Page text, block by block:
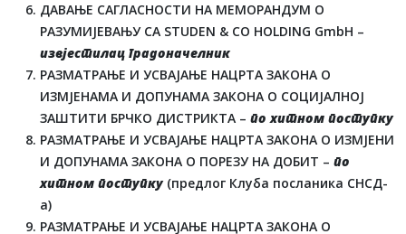
ДАВАЊЕ САГЛАСНОСТИ НА МЕМОРАНДУМ О
РАЗУМИЈЕВАЊУ СА STUDEN & CO HOLDING GmbH –
извјестилац градоначелник
РАЗМАТРАЊЕ И УСВАЈАЊЕ НАЦРТА ЗАКОНА О
ИЗМЈЕНАМА И ДОПУНАМА ЗАКОНА О СОЦИЈАЛНОЈ
ЗАШТИТИ БРЧКО ДИСТРИКТА – по хитном поступку
РАЗМАТРАЊЕ И УСВАЈАЊЕ НАЦРТА ЗАКОНА О ИЗМЈЕНИ
И ДОПУНАМА ЗАКОНА О ПОРЕЗУ НА ДОБИТ – по
хитном поступку (предлог Клуба посланика СНСД-
а)
РАЗМАТРАЊЕ И УСВАЈАЊЕ НАЦРТА ЗАКОНА О